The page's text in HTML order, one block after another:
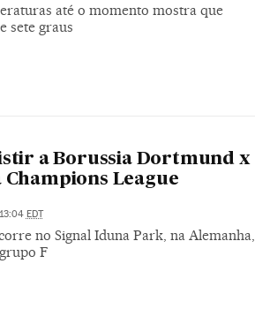
até o momento mostra que
sete graus
a Borussia Dortmund x
League
EDT
no Signal Iduna Park, na Alemanha,
F